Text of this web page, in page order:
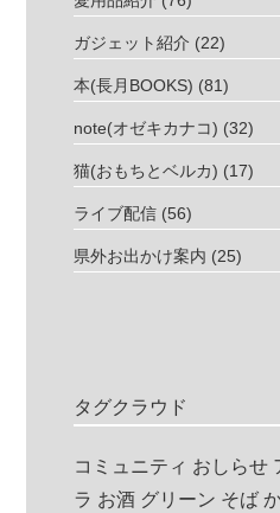
ガジェット紹介 (22)
本(長月BOOKS) (81)
note(オゼキカナコ) (32)
猫(おもちとベルカ) (17)
ライブ配信 (56)
県外お出かけ案内 (25)
タグクラウド
コミュニティ おしらせ
ラ お酒 グリーン そば